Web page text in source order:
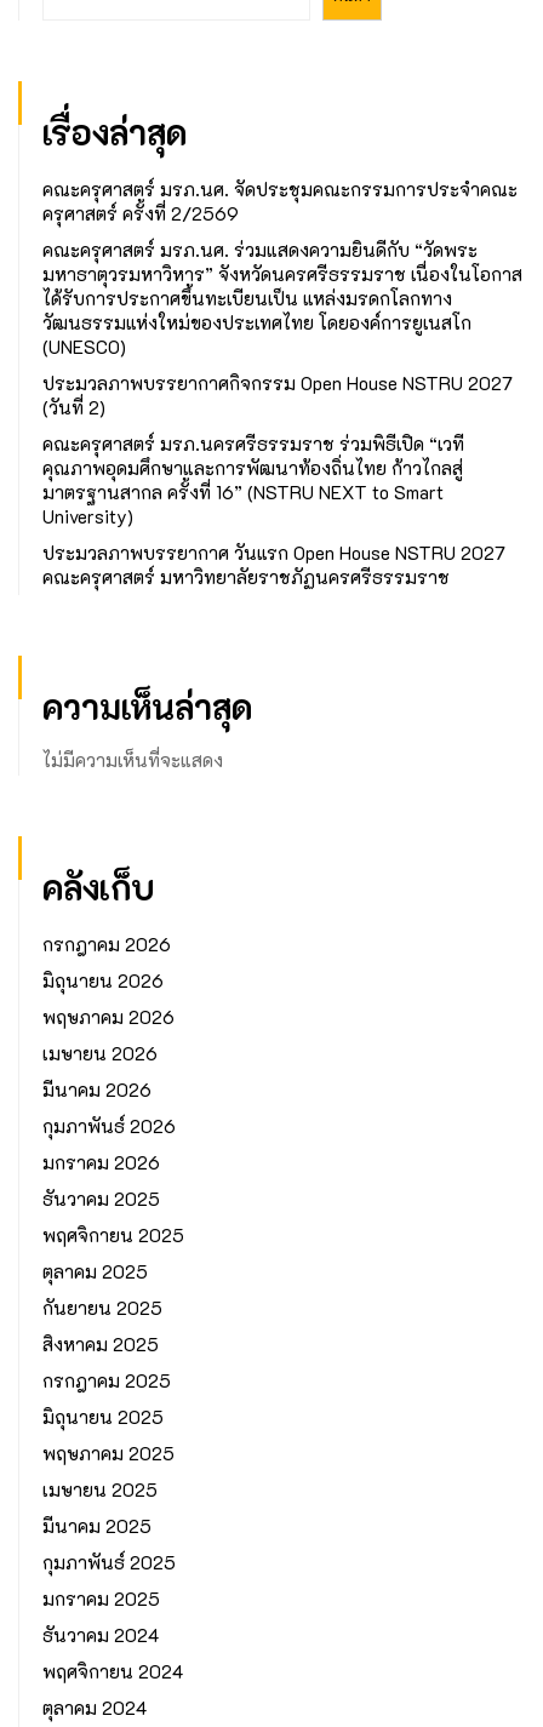
เรื่องล่าสุด
คณะครุศาสตร์ มรภ.นศ. จัดประชุมคณะกรรมการประจำคณะ
ครุศาสตร์ ครั้งที่ 2/2569
คณะครุศาสตร์ มรภ.นศ. ร่วมแสดงความยินดีกับ “วัดพระ
มหาธาตุวรมหาวิหาร” จังหวัดนครศรีธรรมราช เนื่องในโอกาส
ได้รับการประกาศขึ้นทะเบียนเป็น แหล่งมรดกโลกทาง
วัฒนธรรมแห่งใหม่ของประเทศไทย โดยองค์การยูเนสโก
(UNESCO)
ประมวลภาพบรรยากาศกิจกรรม Open House NSTRU 2027
(วันที่ 2)
คณะครุศาสตร์ มรภ.นครศรีธรรมราช ร่วมพิธีเปิด “เวที
คุณภาพอุดมศึกษาและการพัฒนาท้องถิ่นไทย ก้าวไกลสู่
มาตรฐานสากล ครั้งที่ 16” (NSTRU NEXT to Smart
University)
ประมวลภาพบรรยากาศ วันแรก Open House NSTRU 2027
คณะครุศาสตร์ มหาวิทยาลัยราชภัฏนครศรีธรรมราช
ความเห็นล่าสุด
ไม่มีความเห็นที่จะแสดง
คลังเก็บ
กรกฎาคม 2026
มิถุนายน 2026
พฤษภาคม 2026
เมษายน 2026
มีนาคม 2026
กุมภาพันธ์ 2026
มกราคม 2026
ธันวาคม 2025
พฤศจิกายน 2025
ตุลาคม 2025
กันยายน 2025
สิงหาคม 2025
กรกฎาคม 2025
มิถุนายน 2025
พฤษภาคม 2025
เมษายน 2025
มีนาคม 2025
กุมภาพันธ์ 2025
มกราคม 2025
ธันวาคม 2024
พฤศจิกายน 2024
ตุลาคม 2024